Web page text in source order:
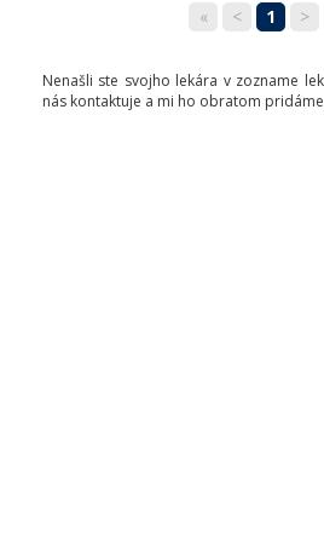
« < 1 >
Nenašli ste svojho lekára v zozname
nás kontaktuje a mi ho obratom